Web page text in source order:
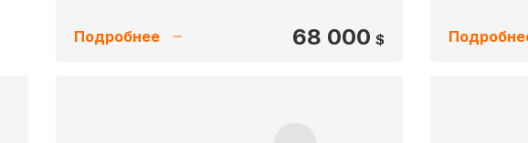
Подробнее 68 000 $